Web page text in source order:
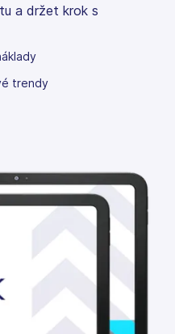
a držet krok s
trendy